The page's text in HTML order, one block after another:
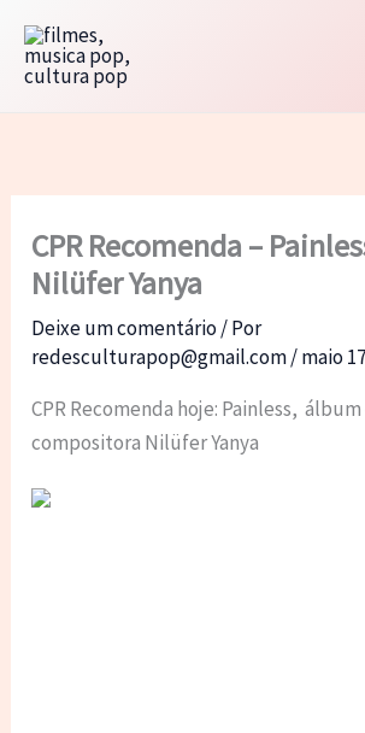
para
CPR Recomenda –
Nilüfer Yanya
Deixe um comentário/ Por
redesculturapop@gmail.com/maio
CPR Recomenda hoje: Painless,
compositora Nilüfer Yanya